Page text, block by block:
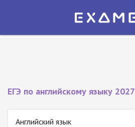
Экзамер — ЕГЭ 2027
ЕГЭ по английскому языку 2027
Английский язык